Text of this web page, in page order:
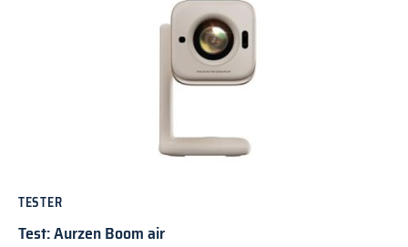
TESTER
Test: Aurzen Boom air